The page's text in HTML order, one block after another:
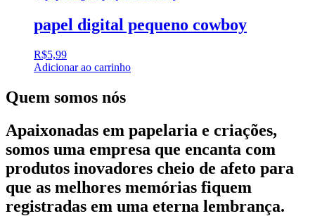
papel digital pequeno cowboy
R$5,99
Adicionar ao carrinho
Quem somos nós
Apaixonadas em papelaria e criações,
somos uma empresa que encanta com
produtos inovadores cheio de afeto para
que as melhores memórias fiquem
registradas em uma eterna lembrança.